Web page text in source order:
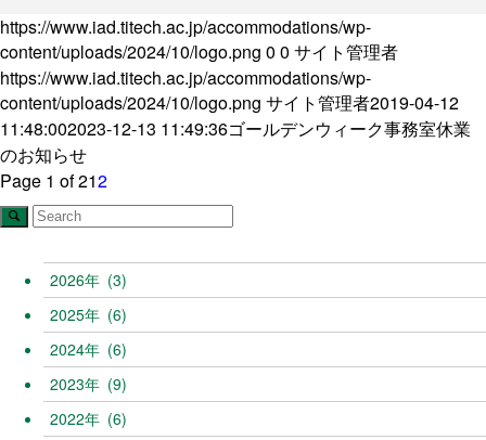
https://www.iad.titech.ac.jp/accommodations/wp-
content/uploads/2024/10/logo.png 0 0 サイト管理者
https://www.iad.titech.ac.jp/accommodations/wp-
content/uploads/2024/10/logo.png サイト管理者2019-04-12
11:48:002023-12-13 11:49:36ゴールデンウィーク事務室休業
のお知らせ
Page 1 of 212
2026
(3)
2025
(6)
2024
(6)
2023
(9)
2022
(6)